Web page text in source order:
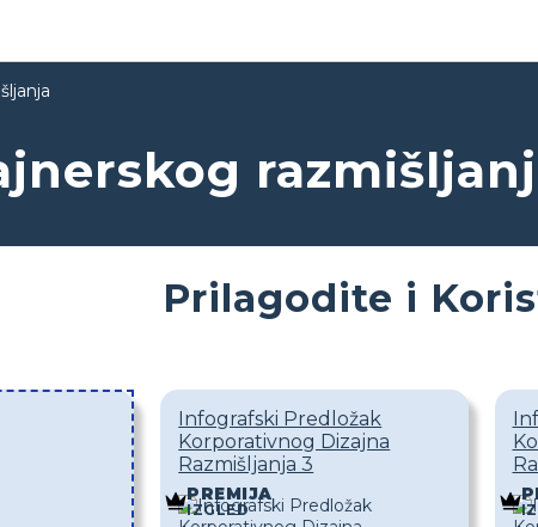
Prilagodite i
Infografski Predložak
Korporativnog Dizajna
Razmišljanja 3
PREMIJA
IZGLED